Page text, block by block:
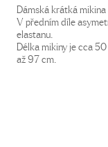
Dámská krátká mikina
V předním díle
elastanu.
Délka mikiny je cca
až 97 cm.